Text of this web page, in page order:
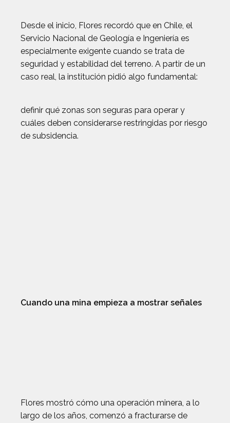
Desde el inicio, Flores recordó que en Chile, el
Servicio Nacional de Geología e Ingeniería es
especialmente exigente cuando se trata de
seguridad y estabilidad del terreno. A partir de un
caso real, la institución pidió algo fundamental:
definir qué zonas son seguras para operar y
cuáles deben considerarse restringidas por riesgo
de subsidencia.
Cuando una mina empieza a mostrar señales
Flores mostró cómo una operación minera, a lo
largo de los años, comenzó a fracturarse de